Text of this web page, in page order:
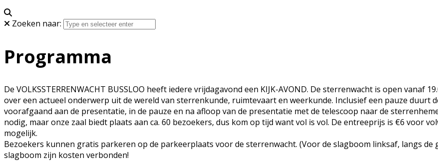
Zoeken naar:
Programma
De VOLKSSTERRENWACHT BUSSLOO heeft iedere vrijdagavond een KIJK-AVOND. De sterrenwacht is open vanaf
over een actueel onderwerp uit de wereld van sterrenkunde, ruimtevaart en weerkunde. Inclusief een pauze duurt
voorafgaand aan de presentatie, in de pauze en na afloop van de presentatie met de telescoop naar de
nodig, maar onze zaal biedt plaats aan ca. 60 bezoekers, dus kom op tijd want vol is vol. De entreeprijs is €6 voor
mogelijk.
Bezoekers kunnen gratis parkeren op de parkeerplaats voor de sterrenwacht. (Voor de slagboom linksaf, langs
slagboom zijn kosten verbonden!